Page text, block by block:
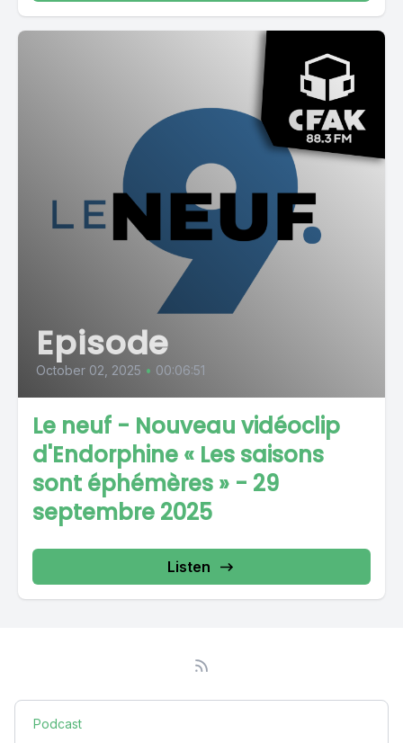
Episode
October 02, 2025 • 00:06:51
Le neuf - Nouveau vidéoclip
d'Endorphine « Les saisons
sont éphémères » - 29
septembre 2025
Listen
Podcast